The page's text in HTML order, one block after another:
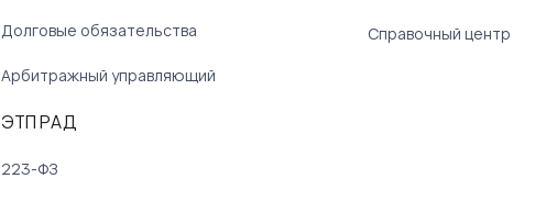
Долговые обязательства
Арбитражный управляющий
ЭТП РАД
223-ФЗ
Справочный центр